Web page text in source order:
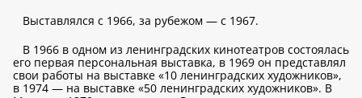
Выставлялся с 1966, за рубежом — с 1967.
В 1966 в одном из ленинградских кинотеатров состоялась
его первая персональная выставка, в 1969 он представлял
свои работы на выставке «10 ленинградских художников»,
в 1974 — на выставке «50 ленинградских художников». В